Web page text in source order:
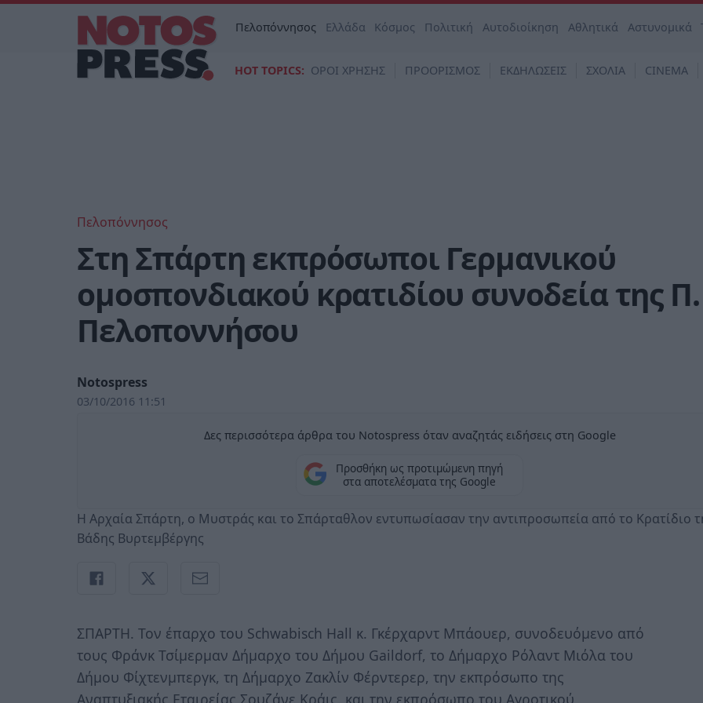
Πελοπόννησος Ελλάδα Κόσμος Πολιτική Αυτοδιοίκηση Αθλητικά Αστυνομικά
HOT TOPICS: ΟΡΟΙ ΧΡΗΣΗΣ ΠΡΟΟΡΙΣΜΟΣ ΕΚΔΗΛΩΣΕΙΣ ΣΧΟΛΙΑ CINEMA
Πελοπόννησος
Στη Σπάρτη εκπρόσωποι Γερμανικού
ομοσπονδιακού κρατιδίου συνοδεία της Π.
Πελοποννήσου
Notospress
03/10/2016 11:51
Δες περισσότερα άρθρα του Notospress όταν αναζητάς ειδήσεις στη Google
Προσθήκη ως προτιμώμενη πηγή
στα αποτελέσματα της Google
Η Αρχαία Σπάρτη, ο Μυστράς και το Σπάρταθλον εντυπωσίασαν την αντιπροσωπεία από το Κρατίδιο
Βάδης Βυρτεμβέργης
ΣΠΑΡΤΗ. Τον έπαρχο του Schwabisch Hall κ. Γκέρχαρντ Μπάουερ, συνοδευόμενο από
τους Φράνκ Τσίμερμαν Δήμαρχο του Δήμου Gaildorf, το Δήμαρχο Ρόλαντ Μιόλα του
Δήμου Φίχτενμπεργκ, τη Δήμαρχο Ζακλίν Φέρντερερ, την εκπρόσωπο της